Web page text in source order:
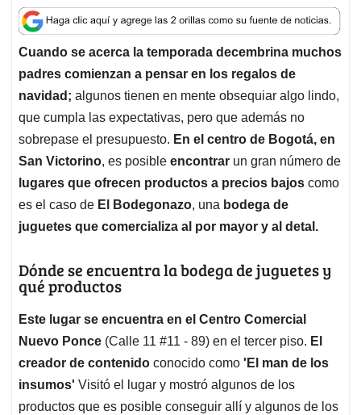
a
t
s
A
p
p
c
e
b
o
o
k
n
k
e
d
I
n
a
i
l
r
e
a
d
s
Cuando se acerca la temporada decembrina muchos
padres comienzan a pensar en los regalos de
navidad; algunos tienen en mente obsequiar algo lindo,
que cumpla las expectativas, pero que además no
sobrepase el presupuesto. En el centro de Bogotá, en
San Victorino, es posible encontrar un gran número de
lugares que ofrecen productos a precios bajos como
es el caso de El Bodegonazo, una bodega de
juguetes que comercializa al por mayor y al detal.
Dónde se encuentra la bodega de juguetes y
qué productos
Este lugar se encuentra en el Centro Comercial
Nuevo Ponce (Calle 11 #11 - 89) en el tercer piso. El
creador de contenido conocido como 'El man de los
insumos' Visitó el lugar y mostró algunos de los
productos que es posible conseguir allí y algunos de los